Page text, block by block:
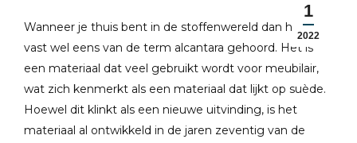
1
2022
Wanneer je thuis bent in de stoffenwereld dan heb je
vast wel eens van de term alcantara gehoord. Het is
een materiaal dat veel gebruikt wordt voor meubilair,
wat zich kenmerkt als een materiaal dat lijkt op suède.
Hoewel dit klinkt als een nieuwe uitvinding, is het
materiaal al ontwikkeld in de jaren zeventig van de